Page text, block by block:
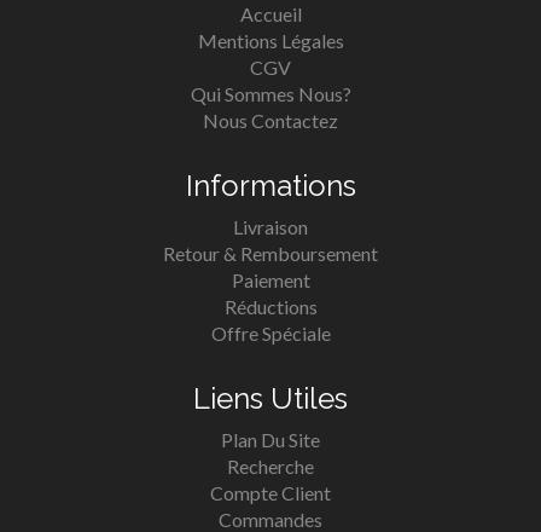
Accueil
Mentions Légales
CGV
Qui Sommes Nous?
Nous Contactez
Informations
Livraison
Retour & Remboursement
Paiement
Réductions
Offre Spéciale
Liens Utiles
Plan Du Site
Recherche
Compte Client
Commandes